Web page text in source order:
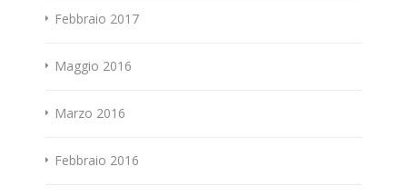
Febbraio 2017
Maggio 2016
Marzo 2016
Febbraio 2016